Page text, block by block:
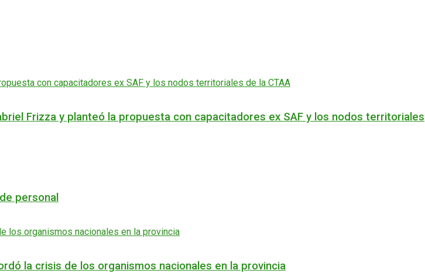
Frizza y planteó la propuesta con capacitadores ex SAF y los nodos territoriales
personal
la crisis de los organismos nacionales en la provincia